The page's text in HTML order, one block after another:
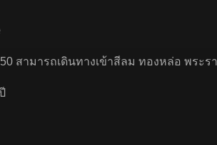
สามารถเดินทางเข้าสีลม ทองหล่อ พระร